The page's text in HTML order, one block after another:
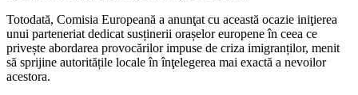
Totodată, Comisia Europeană a anunţat cu această ocazie iniţierea
unui parteneriat dedicat susținerii orașelor europene în ceea ce
privește abordarea provocărilor impuse de criza imigranților, menit
să sprijine autoritățile locale în înţelegerea mai exactă a nevoilor
acestora.